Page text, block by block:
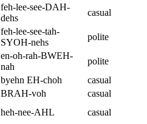
feh-lee-see-DAH-
dehs
casual
feh-lee-see-tah-
SYOH-nehs
polite
en-oh-rah-BWEH-
nah
polite
byehn EH-choh
casual
BRAH-voh
casual
heh-nee-AHL
casual